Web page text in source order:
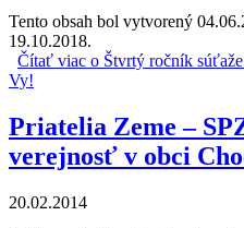
Tento obsah bol vytvorený
19.10.2018.
Čítať viac o Štvrtý ročník
Vy!
Priatelia Zeme –
verejnosť v obci
20.02.2014